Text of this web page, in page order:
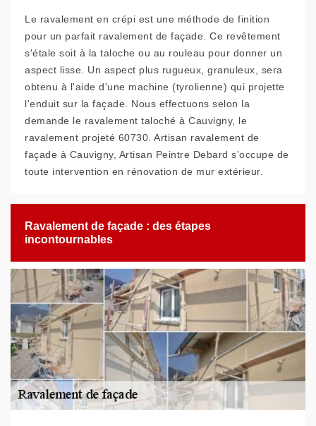
Le ravalement en crépi est une méthode de finition
pour un parfait ravalement de façade. Ce revêtement
s'étale soit à la taloche ou au rouleau pour donner un
aspect lisse. Un aspect plus rugueux, granuleux, sera
obtenu à l'aide d'une machine (tyrolienne) qui projette
l'enduit sur la façade. Nous effectuons selon la
demande le ravalement taloché à Cauvigny, le
ravalement projeté 60730. Artisan ravalement de
façade à Cauvigny, Artisan Peintre Debard s’occupe de
toute intervention en rénovation de mur extérieur.
Ravalement de façade : des étapes
incontournables